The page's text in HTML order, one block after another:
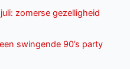
zomerse gezelligheid
swingende 90’s party